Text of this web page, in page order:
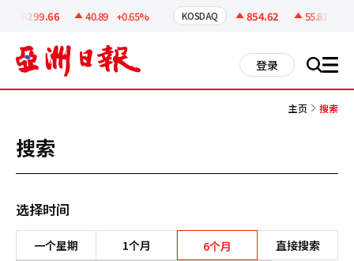
6299.66 40.89 +0.65% KOSDAQ 854.62 55.81
登录 搜 all
主页 搜索
搜索
选择时间
一个星期 1个月 6个月 直接搜索